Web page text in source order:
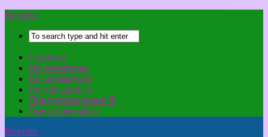
Верняк
Главная
На телефоне
Без вложений
Легкие деньги
Предупреждение !!!
Присоединяйся
Верняк